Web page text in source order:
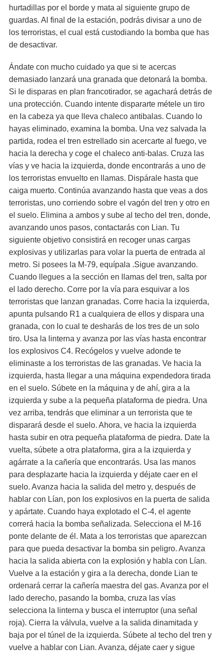
hurtadillas por el borde y mata al siguiente grupo de
guardas. Al final de la estación, podrás divisar a uno de
los terroristas, el cual está custodiando la bomba que has
de desactivar.
Ándate con mucho cuidado ya que si te acercas
demasiado lanzará una granada que detonará la bomba.
Si le disparas en plan francotirador, se agachará detrás de
una protección. Cuando intente dispararte métele un tiro
en la cabeza ya que lleva chaleco antibalas. Cuando lo
hayas eliminado, examina la bomba. Una vez salvada la
partida, rodea el tren estrellado sin acercarte al fuego, ve
hacia la derecha y coge el chaleco anti-balas. Cruza las
vías y ve hacia la izquierda, donde encontrarás a uno de
los terroristas envuelto en llamas. Dispárale hasta que
caiga muerto. Continúa avanzando hasta que veas a dos
terroristas, uno corriendo sobre el vagón del tren y otro en
el suelo. Elimina a ambos y sube al techo del tren, donde,
avanzando unos pasos, contactarás con Lian. Tu
siguiente objetivo consistirá en recoger unas cargas
explosivas y utilizarlas para volar la puerta de entrada al
metro. Si posees la M-79, equípala .Sigue avanzando.
Cuando llegues a la sección en llamas del tren, salta por
el lado derecho. Corre por la vía para esquivar a los
terroristas que lanzan granadas. Corre hacia la izquierda,
apunta pulsando R1 a cualquiera de ellos y dispara una
granada, con lo cual te desharás de los tres de un solo
tiro. Usa la linterna y avanza por las vías hasta encontrar
los explosivos C4. Recógelos y vuelve adonde te
eliminaste a los terroristas de las granadas. Ve hacia la
izquierda, hasta llegar a una máquina expendedora tirada
en el suelo. Súbete en la máquina y de ahí, gira a la
izquierda y sube a la pequeña plataforma de piedra. Una
vez arriba, tendrás que eliminar a un terrorista que te
disparará desde el suelo. Ahora, ve hacia la izquierda
hasta subir en otra pequeña plataforma de piedra. Date la
vuelta, súbete a otra plataforma, gira a la izquierda y
agárrate a la cañería que encontrarás. Usa las manos
para desplazarte hacia la izquierda y déjate caer en el
suelo. Avanza hacia la salida del metro y, después de
hablar con Lían, pon los explosivos en la puerta de salida
y apártate. Cuando haya explotado el C-4, el agente
correrá hacia la bomba señalizada. Selecciona el M-16
ponte delante de él. Mata a los terroristas que aparezcan
para que pueda desactivar la bomba sin peligro. Avanza
hacia la salida abierta con la explosión y habla con Lían.
Vuelve a la estación y gira a la derecha, donde Lian te
ordenará cerrar la cañería maestra del gas. Avanza por el
lado derecho, pasando la bomba, cruza las vías
selecciona la linterna y busca el interruptor (una señal
roja). Cierra la válvula, vuelve a la salida dinamitada y
baja por el túnel de la izquierda. Súbete al techo del tren y
vuelve a hablar con Lian. Avanza, déjate caer y sigue